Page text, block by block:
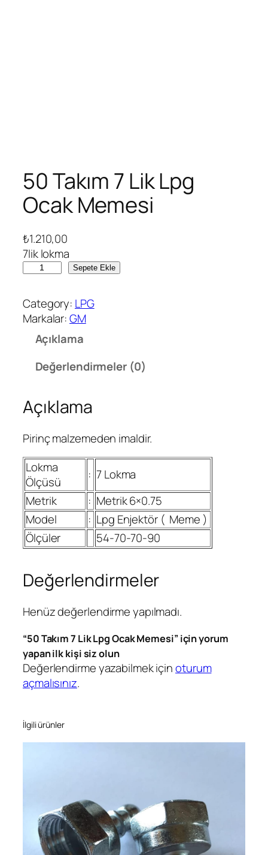
50 Takım 7 Lik Lpg
Ocak Memesi
₺1.210,00
7lik lokma
T
a
k
k
L
p
g
O
c
a
k
M
e
e
i
d
e
t
Sepete Ekle
Category: LPG
Markalar:GM
Açıklama
Değerlendirmeler (0)
Açıklama
Pirinç malzemeden imaldir.
Lokma
Ölçüsü
: 7 Lokma
Metrik
: Metrik 6×0.75
Model
: Lpg Enjektör ( Meme )
Ölçüler
54-70-70-90
Değerlendirmeler
Henüz değerlendirme yapılmadı.
“50 Takım 7 Lik Lpg Ocak Memesi” için yorum
yapan ilk kişi siz olun
Değerlendirme yazabilmek içinoturum
açmalısınız.
İlgili ürünler